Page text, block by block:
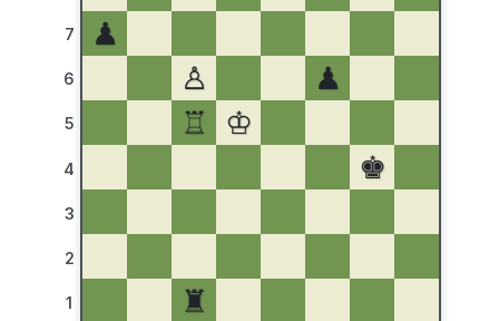
7
6
5
4
3
2
1
♟
♙
♟
♖
♔
♚
♜